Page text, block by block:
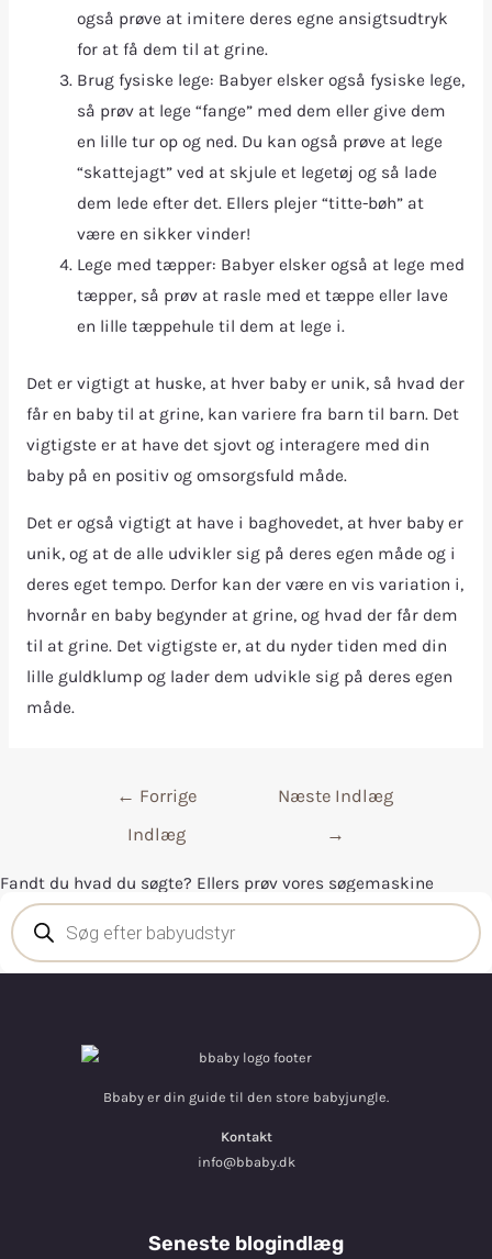
også prøve at imitere deres egne ansigtsudtryk
for at få dem til at grine.
Brug fysiske lege: Babyer elsker også fysiske lege,
så prøv at lege “fange” med dem eller give dem
en lille tur op og ned. Du kan også prøve at lege
“skattejagt” ved at skjule et legetøj og så lade
dem lede efter det. Ellers plejer “titte-bøh” at
være en sikker vinder!
Lege med tæpper: Babyer elsker også at lege med
tæpper, så prøv at rasle med et tæppe eller lave
en lille tæppehule til dem at lege i.
Det er vigtigt at huske, at hver baby er unik, så hvad der
får en baby til at grine, kan variere fra barn til barn. Det
vigtigste er at have det sjovt og interagere med din
baby på en positiv og omsorgsfuld måde.
Det er også vigtigt at have i baghovedet, at hver baby er
unik, og at de alle udvikler sig på deres egen måde og i
deres eget tempo. Derfor kan der være en vis variation i,
hvornår en baby begynder at grine, og hvad der får dem
til at grine. Det vigtigste er, at du nyder tiden med din
lille guldklump og lader dem udvikle sig på deres egen
måde.
← Forrige
Indlæg
Næste Indlæg
→
Fandt du hvad du søgte? Ellers prøv vores søgemaskine
Bbaby er din guide til den store babyjungle.
Kontakt
info@bbaby.dk
Seneste blogindlæg